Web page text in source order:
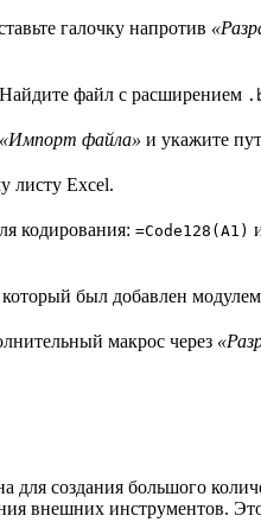
галочку напротив
файл с расширением
«Импорт файла» и укажите
листу Excel.
кодирования: =Code128(A1)
был добавлен
макрос через
создания большого
внешних инструментов.